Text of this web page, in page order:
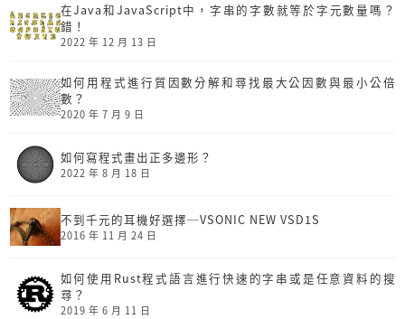
在Java和JavaScript中，字串的字數就等於字元數量嗎？
錯！
2022 年 12 月 13 日
如何用程式進行質因數分解和尋找最大公因數與最小公倍
數？
2020 年 7 月 9 日
如何寫程式畫出正多邊形？
2022 年 8 月 18 日
不到千元的耳機好選擇─VSONIC NEW VSD1S
2016 年 11 月 24 日
如何使用Rust程式語言進行快速的字串或是任意資料的搜
尋？
2019 年 6 月 11 日